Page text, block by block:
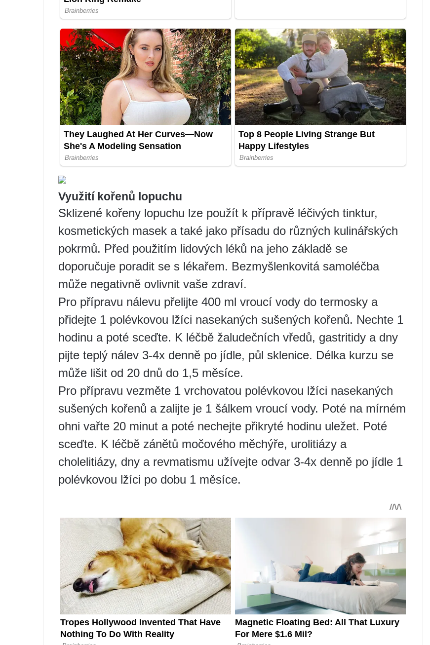
Využití kořenů lopuchu
Sklizené kořeny lopuchu lze použít k přípravě léčivých tinktur,
kosmetických masek a také jako přísadu do různých kulinářských
pokrmů. Před použitím lidových léků na jeho základě se
doporučuje poradit se s lékařem. Bezmyšlenkovitá samoléčba
může negativně ovlivnit vaše zdraví.
Pro přípravu nálevu přelijte 400 ml vroucí vody do termosky a
přidejte 1 polévkovou lžíci nasekaných sušených kořenů. Nechte 1
hodinu a poté sceďte. K léčbě žaludečních vředů, gastritidy a dny
pijte teplý nálev 3-4x denně po jídle, půl sklenice. Délka kurzu se
může lišit od 20 dnů do 1,5 měsíce.
Pro přípravu vezměte 1 vrchovatou polévkovou lžíci nasekaných
sušených kořenů a zalijte je 1 šálkem vroucí vody. Poté na mírném
ohni vařte 20 minut a poté nechejte přikryté hodinu uležet. Poté
sceďte. K léčbě zánětů močového měchýře, urolitiázy a
cholelitiázy, dny a revmatismu užívejte odvar 3-4x denně po jídle 1
polévkovou lžíci po dobu 1 měsíce.